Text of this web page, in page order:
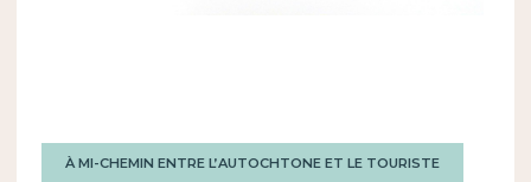
À MI-CHEMIN ENTRE L’AUTOCHTONE ET LE TOURISTE